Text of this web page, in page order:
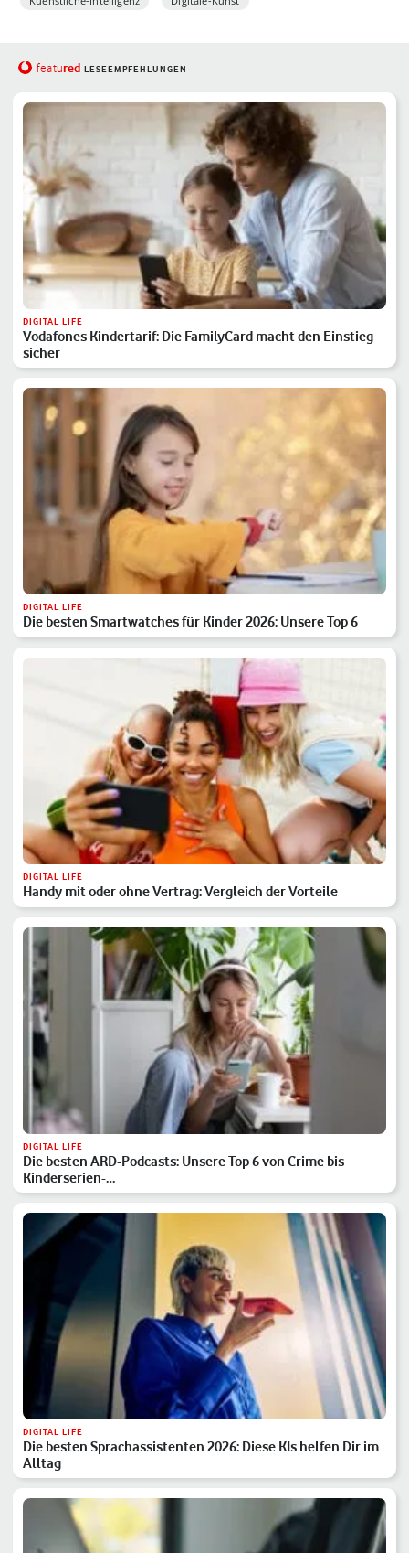
featured LESEEMPFEHLUNGEN
DIGITAL LIFE
Vodafones Kindertarif: Die FamilyCard macht den Einstieg
sicher
DIGITAL LIFE
Die besten Smartwatches für Kinder 2026: Unsere Top 6
DIGITAL LIFE
Handy mit oder ohne Vertrag: Vergleich der Vorteile
DIGITAL LIFE
Die besten ARD-Podcasts: Unsere Top 6 von Crime bis
Kinderserien-…
DIGITAL LIFE
Die besten Sprachassistenten 2026: Diese KIs helfen Dir im
Alltag